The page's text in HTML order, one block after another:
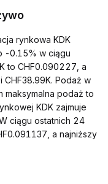
rynkowa KDK
-0.15% w ciągu
to CHF0.090227, a
Podaż w
maksymalna podaż to
KDK zajmuje
ciągu ostatnich 24
a najniższy